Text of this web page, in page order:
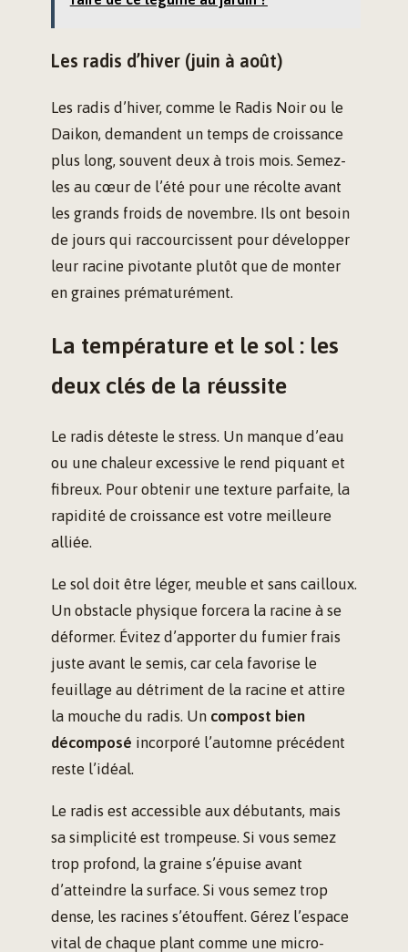
Les radis d’hiver (juin à août)
Les radis d’hiver, comme le Radis Noir ou le
Daikon, demandent un temps de croissance
plus long, souvent deux à trois mois. Semez-
les au cœur de l’été pour une récolte avant
les grands froids de novembre. Ils ont besoin
de jours qui raccourcissent pour développer
leur racine pivotante plutôt que de monter
en graines prématurément.
La température et le sol : les
deux clés de la réussite
Le radis déteste le stress. Un manque d’eau
ou une chaleur excessive le rend piquant et
fibreux. Pour obtenir une texture parfaite, la
rapidité de croissance est votre meilleure
alliée.
Le sol doit être léger, meuble et sans cailloux.
Un obstacle physique forcera la racine à se
déformer. Évitez d’apporter du fumier frais
juste avant le semis, car cela favorise le
feuillage au détriment de la racine et attire
la mouche du radis. Un compost bien
décomposé incorporé l’automne précédent
reste l’idéal.
Le radis est accessible aux débutants, mais
sa simplicité est trompeuse. Si vous semez
trop profond, la graine s’épuise avant
d’atteindre la surface. Si vous semez trop
dense, les racines s’étouffent. Gérez l’espace
vital de chaque plant comme une micro-